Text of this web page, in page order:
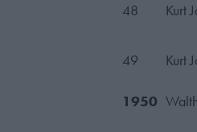
48 Kurt
49 Kurt
1950